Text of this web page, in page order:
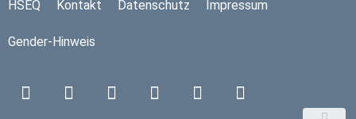
HSEQ Kontakt Datenschutz Impressum
Gender-Hinweis